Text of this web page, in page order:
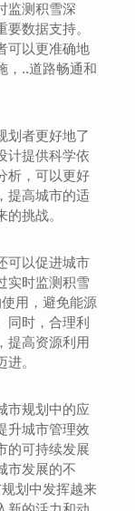
监测积雪深
数据支持。
可以更准确地
，..道路畅通和
划者更好地了
计提供科学依
析，可以更好
提高城市的适
挑战。
可以促进城市
实时监测积雪
用，避免能源
同时，合理利
提高资源利用
。
市规划中的应
升城市管理效
的可持续发展
市发展的不
划中发挥越来